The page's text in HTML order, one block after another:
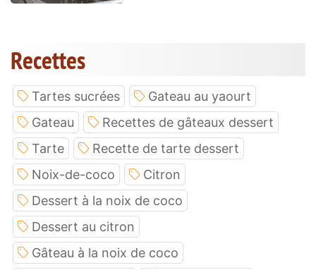
Recettes
Tartes sucrées
Gateau au yaourt
Gateau
Recettes de gâteaux dessert
Tarte
Recette de tarte dessert
Noix-de-coco
Citron
Dessert à la noix de coco
Dessert au citron
Gâteau à la noix de coco